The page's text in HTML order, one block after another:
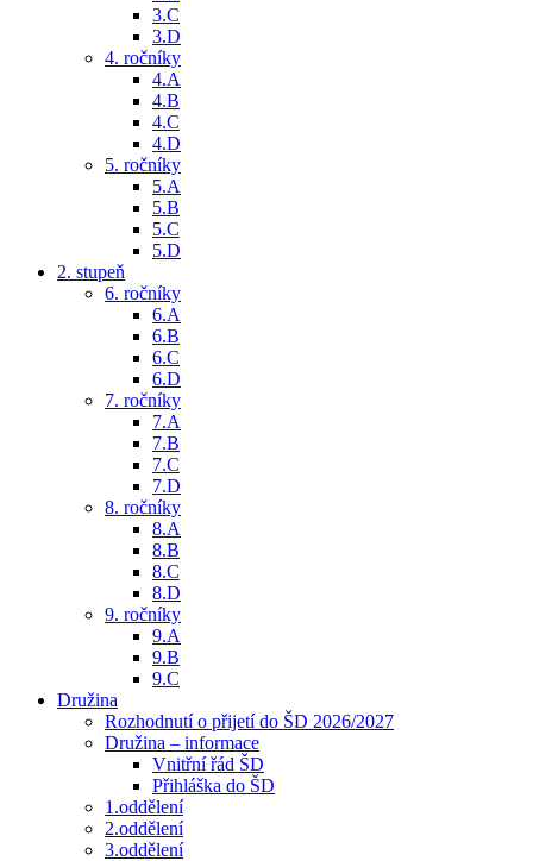
3.C
3.D
4. ročníky
4.A
4.B
4.C
4.D
5. ročníky
5.A
5.B
5.C
5.D
2. stupeň
6. ročníky
6.A
6.B
6.C
6.D
7. ročníky
7.A
7.B
7.C
7.D
8. ročníky
8.A
8.B
8.C
8.D
9. ročníky
9.A
9.B
9.C
Družina
Rozhodnutí o přijetí do ŠD 2026/2027
Družina – informace
Vnitřní řád ŠD
Přihláška do ŠD
1.oddělení
2.oddělení
3.oddělení